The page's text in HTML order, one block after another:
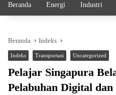
Beranda Energi Industri
Beranda Indeks
Indeks Transportasi Uncategorized
Pelajar Singapura
Pelabuhan Digital